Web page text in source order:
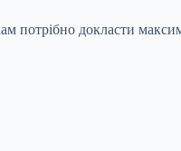
докласти